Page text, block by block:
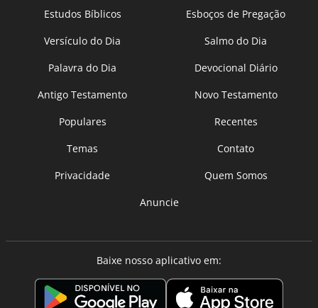
Estudos Bíblicos
Esboços de Pregação
Versículo do Dia
Salmo do Dia
Palavra do Dia
Devocional Diário
Antigo Testamento
Novo Testamento
Populares
Recentes
Temas
Contato
Privacidade
Quem Somos
Anuncie
Baixe nosso aplicativo em: